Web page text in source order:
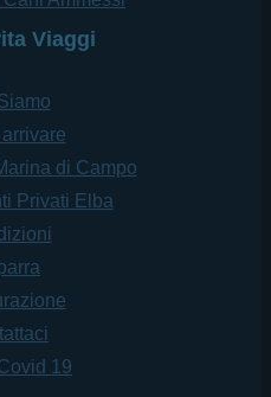
Viaggi
di Campo
Privati Elba
19